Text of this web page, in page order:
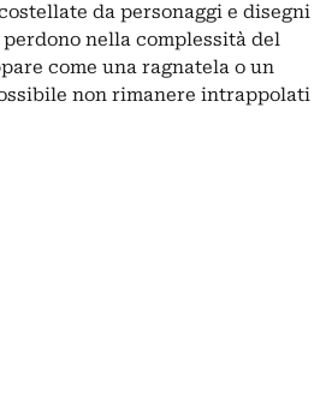
da personaggi e disegni
nella complessità del
come una ragnatela o un
non rimanere intrappolati